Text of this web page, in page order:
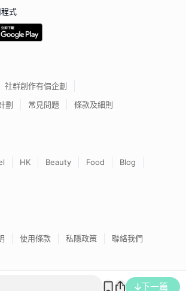
下一篇
式
社群創作有價企劃
劃
常見問題 條款及細則
HK Beauty Food
Blog
使用條款 私隱政策 聯絡我們